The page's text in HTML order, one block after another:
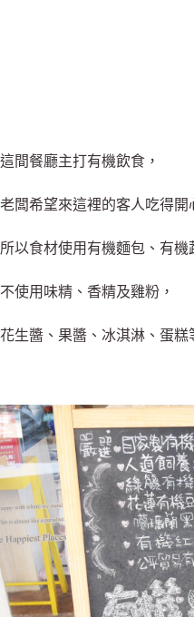
這間餐廳主打有機飲食，
老闆希望來這裡的客人吃得開
所以食材使用有機麵包、有機
不使用味精、香精及雞粉，
花生醬、果醬、冰淇淋、蛋糕